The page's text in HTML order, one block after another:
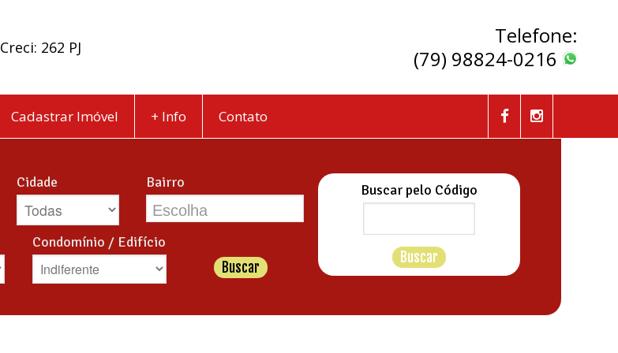
Creci: 262 PJ
Telefone:
(79) 98824-0216
Cadastrar Imóvel + Info Contato
Cidade
Bairro
Escolha
Condomínio / Edifício
Buscar pelo Código